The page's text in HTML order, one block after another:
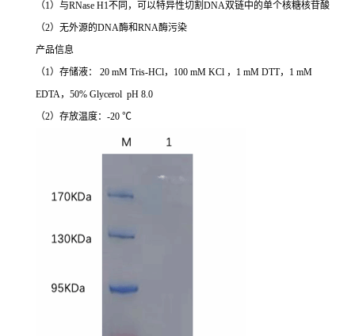
（1）与RNase H1不同，可以特异性切割DNA双链中的单个核糖核苷酸
（2）无外源的DNA酶和RNA酶污染
产品信息
（1）存储液： 20 mM Tris-HCl，100 mM KCl ，1 mM DTT，1 mM
EDTA，50% Glycerol pH 8.0
（2）存放温度：-20 ℃